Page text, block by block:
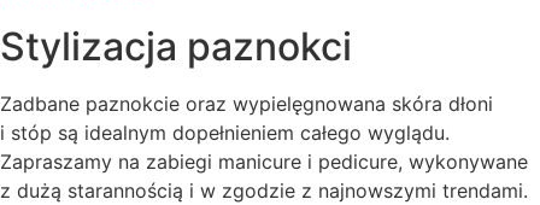
Stylizacja paznokci
Zadbane paznokcie oraz wypielęgnowana skóra dłoni
i stóp są idealnym dopełnieniem całego wyglądu.
Zapraszamy na zabiegi manicure i pedicure, wykonywane
z dużą starannością i w zgodzie z najnowszymi trendami.